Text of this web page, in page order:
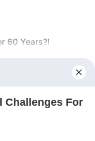
60 Years?!